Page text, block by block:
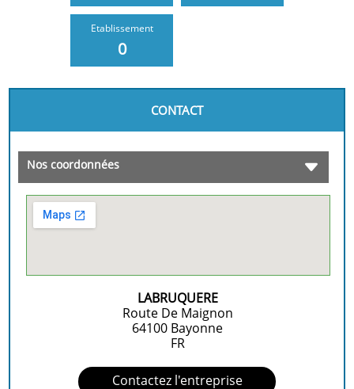
Etablissement
0
CONTACT
Nos coordonnées
LABRUQUERE
Route De Maignon
64100 Bayonne
FR
Contactez l'entreprise